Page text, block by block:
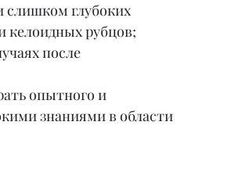
слишком глубоких
келоидных рубцов;
после
опытного и
знаниями в области